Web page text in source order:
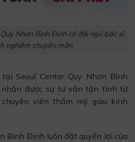
Nhơn Bình Định có đội ngũ bác sĩ
nghiệm chuyên môn
Seoul Center Quy Nhơn Bình
được sự tư vấn tận tình từ
viên thẩm mỹ giàu kinh
Bình Định luôn đặt quyền lợi của